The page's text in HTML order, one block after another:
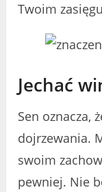
Twoim
Jechać
Sen oznacza,
dojrzewania.
swoim
pewniej. Nie